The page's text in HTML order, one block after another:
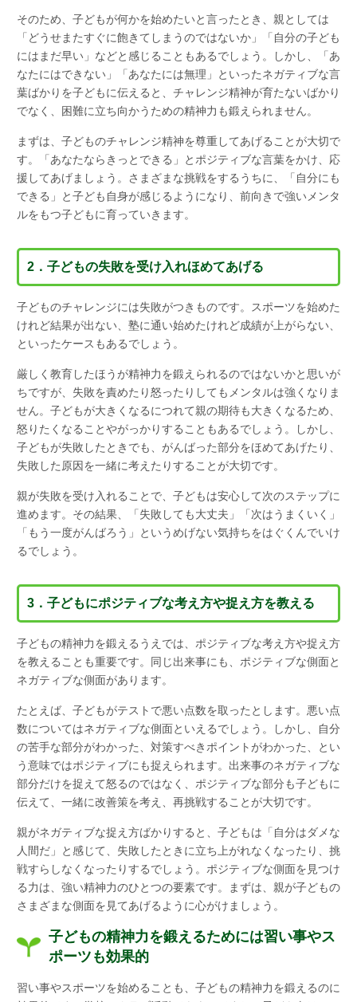
そのため、子どもが何かを始めたいと言ったとき、親としては
「どうせまたすぐに飽きてしまうのではないか」「自分の子ども
にはまだ早い」などと感じることもあるでしょう。しかし、「あ
なたにはできない」「あなたには無理」といったネガティブな言
葉ばかりを子どもに伝えると、チャレンジ精神が育たないばかり
でなく、困難に立ち向かうための精神力も鍛えられません。
まずは、子どものチャレンジ精神を尊重してあげることが大切で
す。「あなたならきっとできる」とポジティブな言葉をかけ、応
援してあげましょう。さまざまな挑戦をするうちに、「自分にも
できる」と子ども自身が感じるようになり、前向きで強いメンタ
ルをもつ子どもに育っていきます。
2．子どもの失敗を受け入れほめてあげる
子どものチャレンジには失敗がつきものです。スポーツを始めた
けれど結果が出ない、塾に通い始めたけれど成績が上がらない、
といったケースもあるでしょう。
厳しく教育したほうが精神力を鍛えられるのではないかと思いが
ちですが、失敗を責めたり怒ったりしてもメンタルは強くなりま
せん。子どもが大きくなるにつれて親の期待も大きくなるため、
怒りたくなることやがっかりすることもあるでしょう。しかし、
子どもが失敗したときでも、がんばった部分をほめてあげたり、
失敗した原因を一緒に考えたりすることが大切です。
親が失敗を受け入れることで、子どもは安心して次のステップに
進めます。その結果、「失敗しても大丈夫」「次はうまくいく」
「もう一度がんばろう」というめげない気持ちをはぐくんでいけ
るでしょう。
3．子どもにポジティブな考え方や捉え方を教える
子どもの精神力を鍛えるうえでは、ポジティブな考え方や捉え方
を教えることも重要です。同じ出来事にも、ポジティブな側面と
ネガティブな側面があります。
たとえば、子どもがテストで悪い点数を取ったとします。悪い点
数についてはネガティブな側面といえるでしょう。しかし、自分
の苦手な部分がわかった、対策すべきポイントがわかった、とい
う意味ではポジティブにも捉えられます。出来事のネガティブな
部分だけを捉えて怒るのではなく、ポジティブな部分も子どもに
伝えて、一緒に改善策を考え、再挑戦することが大切です。
親がネガティブな捉え方ばかりすると、子どもは「自分はダメな
人間だ」と感じて、失敗したときに立ち上がれなくなったり、挑
戦すらしなくなったりするでしょう。ポジティブな側面を見つけ
る力は、強い精神力のひとつの要素です。まずは、親が子どもの
さまざまな側面を見てあげるように心がけましょう。
子どもの精神力を鍛えるためには習い事やス
ポーツも効果的
習い事やスポーツを始めることも、子どもの精神力を鍛えるのに